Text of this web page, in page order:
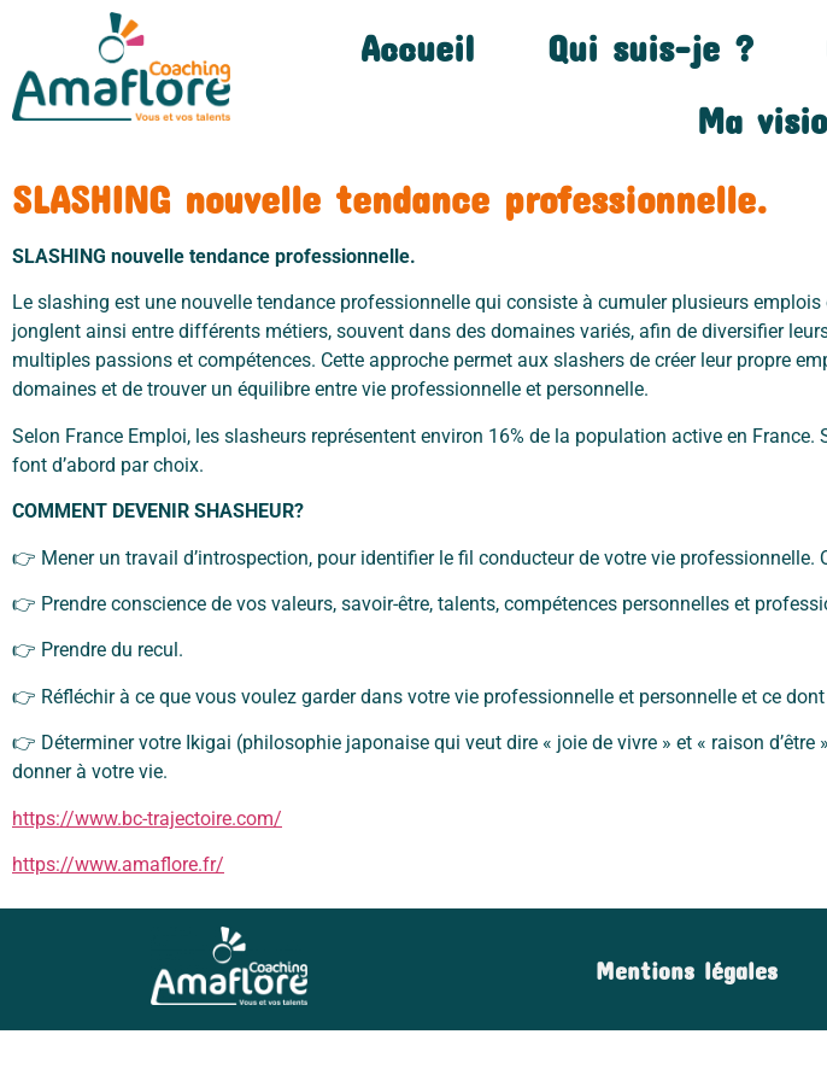
Accueil Qui suis-je ?
Ma
SLASHING nouvelle tendance professionnelle.
SLASHING nouvelle tendance professionnelle.
Le slashing est une nouvelle tendance professionnelle qui consiste à cumuler plusieurs
jonglent ainsi entre différents métiers, souvent dans des domaines variés, afin de diversifier
multiples passions et compétences. Cette approche permet aux slashers de créer leur propre
domaines et de trouver un équilibre entre vie professionnelle et personnelle.
Selon France Emploi, les slasheurs représentent environ 16% de la population active en
font d’abord par choix.
COMMENT DEVENIR SHASHEUR?
👉 Mener un travail d’introspection, pour identifier le fil conducteur de votre vie professionnelle.
👉 Prendre conscience de vos valeurs, savoir-être, talents, compétences personnelles et
👉 Prendre du recul.
👉 Réfléchir à ce que vous voulez garder dans votre vie professionnelle et personnelle et ce
👉 Déterminer votre Ikigai (philosophie japonaise qui veut dire « joie de vivre » et « raison
donner à votre vie.
https://www.bc-trajectoire.com/
https://www.amaflore.fr/
Mentions légales